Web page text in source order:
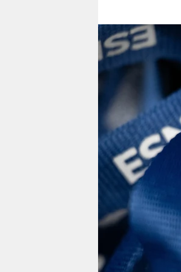
nord
wahrheit
verlag
verlag
veranstaltungen
shop
fragen & hilfe
unterstützen
abo
genossenschaft